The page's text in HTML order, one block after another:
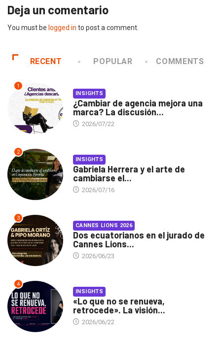
Deja un comentario
You must be logged in to post a comment.
RECENT POPULAR COMMENTS
1
INSIGHTS
¿Cambiar de agencia mejora una
marca? La discusión...
2026/07/22
2
INSIGHTS
Gabriela Herrera y el arte de
cambiarse el...
2026/07/16
3
CANNES LIONS 2026
Dos ecuatorianos en el jurado de
Cannes Lions...
2026/06/23
4
INSIGHTS
«Lo que no se renueva,
retrocede». La visión...
2026/06/22